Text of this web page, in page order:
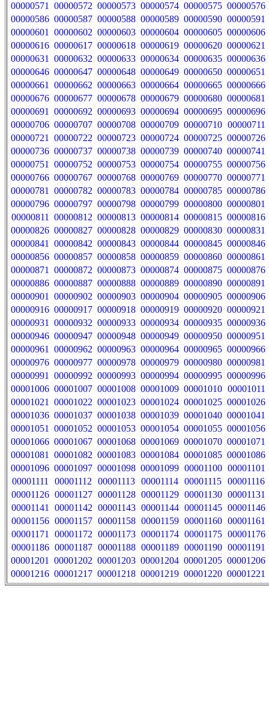
00000571
00000572 00000573 00000574 00000575 00000576
00000586 00000587 00000588 00000589 00000590 00000591
00000601
00000602 00000603 00000604 00000605 00000606
00000616 00000617 00000618 00000619 00000620 00000621
00000631
00000632 00000633 00000634 00000635 00000636
00000646 00000647 00000648 00000649 00000650 00000651
00000661
00000662 00000663 00000664 00000665 00000666
00000676 00000677 00000678 00000679 00000680 00000681
00000691
00000692 00000693 00000694 00000695 00000696
00000706 00000707 00000708 00000709 00000710 00000711
00000721
00000722 00000723 00000724 00000725 00000726
00000736 00000737 00000738 00000739 00000740 00000741
00000751
00000752 00000753 00000754 00000755 00000756
00000766 00000767 00000768 00000769 00000770 00000771
00000781
00000782 00000783 00000784 00000785 00000786
00000796 00000797 00000798 00000799 00000800 00000801
00000811
00000812 00000813 00000814 00000815 00000816
00000826 00000827 00000828 00000829 00000830 00000831
00000841
00000842 00000843 00000844 00000845 00000846
00000856 00000857 00000858 00000859 00000860 00000861
00000871
00000872 00000873 00000874 00000875 00000876
00000886 00000887 00000888 00000889 00000890 00000891
00000901
00000902 00000903 00000904 00000905 00000906
00000916 00000917 00000918 00000919 00000920 00000921
00000931
00000932 00000933 00000934 00000935 00000936
00000946 00000947 00000948 00000949 00000950 00000951
00000961
00000962 00000963 00000964 00000965 00000966
00000976 00000977 00000978 00000979 00000980 00000981
00000991
00000992 00000993 00000994 00000995 00000996
00001006 00001007 00001008 00001009 00001010 00001011
00001021
00001022 00001023 00001024 00001025 00001026
00001036 00001037 00001038 00001039 00001040 00001041
00001051
00001052 00001053 00001054 00001055 00001056
00001066 00001067 00001068 00001069 00001070 00001071
00001081
00001082 00001083 00001084 00001085 00001086
00001096 00001097 00001098 00001099 00001100 00001101
00001111
00001112 00001113 00001114 00001115 00001116
00001126 00001127 00001128 00001129 00001130 00001131
00001141
00001142 00001143 00001144 00001145 00001146
00001156 00001157 00001158 00001159 00001160 00001161
00001171
00001172 00001173 00001174 00001175 00001176
00001186 00001187 00001188 00001189 00001190 00001191
00001201
00001202 00001203 00001204 00001205 00001206
00001216 00001217 00001218 00001219 00001220 00001221